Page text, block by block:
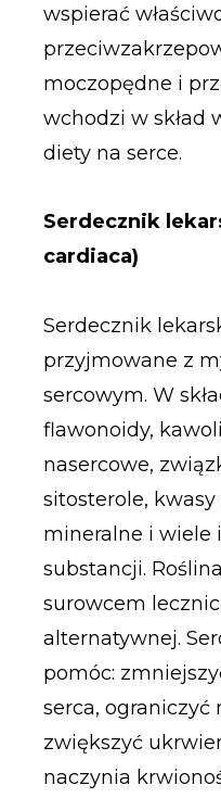
wspierać
moczopędne i
wchodzi w skład
diety na serce.
Serdecznik
cardiaca)
Serdecznik
przyjmowane z
sercowym. W
flawonoidy,
nasercowe,
sitosterole,
mineralne i wiele
substancji.
surowcem
alternatywnej.
pomóc:
serca, ograniczyć
zwiększyć
naczynia